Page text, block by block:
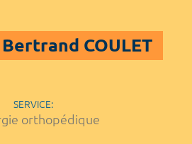
COULET
SERVICE:
orthopédique